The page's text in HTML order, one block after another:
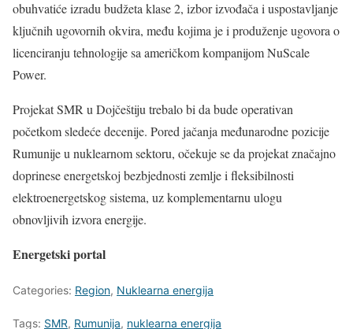
obuhvatiće izradu budžeta klase 2, izbor izvođača i uspostavljanje
ključnih ugovornih okvira, među kojima je i produženje ugovora o
licenciranju tehnologije sa američkom kompanijomNuScale
Power.
Projekat SMR u Dojčeštiju trebalo bi da bude operativan
početkom sledeće decenije. Pored jačanja međunarodne pozicije
Rumunije u nuklearnom sektoru, očekuje se da projekat značajno
doprinese energetskoj bezbjednosti zemlje i fleksibilnosti
elektroenergetskog sistema, uz komplementarnu ulogu
obnovljivih izvora energije.
Energetski portal
Categories: Region, Nuklearna energija
Tags: SMR, Rumunija, nuklearna energija